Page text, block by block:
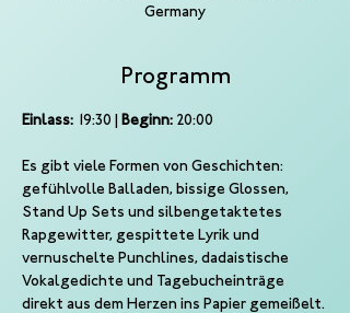
Germany
Programm
Einlass: 19:30 | Beginn: 20:00
Es gibt viele Formen von Geschichten:
gefühlvolle Balladen, bissige Glossen,
Stand Up Sets und silbengetaktetes
Rapgewitter, gespittete Lyrik und
vernuschelte Punchlines, dadaistische
Vokalgedichte und Tagebucheinträge
direkt aus dem Herzen ins Papier gemeißelt.